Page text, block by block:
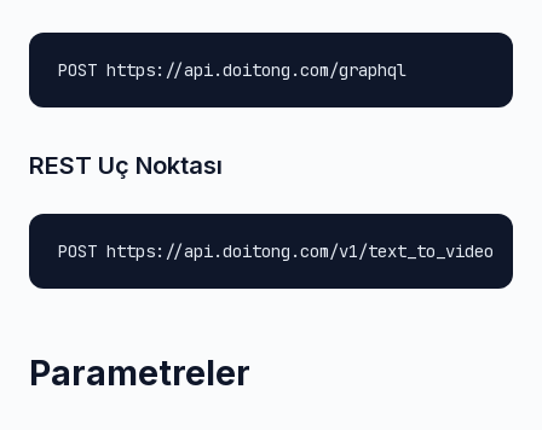
POST https://api.doitong.com/graphql
REST Uç Noktası
POST https://api.doitong.com/v1/text_to_video
Parametreler